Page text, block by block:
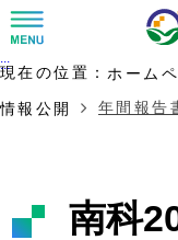
ニュース & 活動
イベント写真
投資ガイド
主な内容の開始
:::
現在の位置： ホーム
情報公開
年間報告
南科